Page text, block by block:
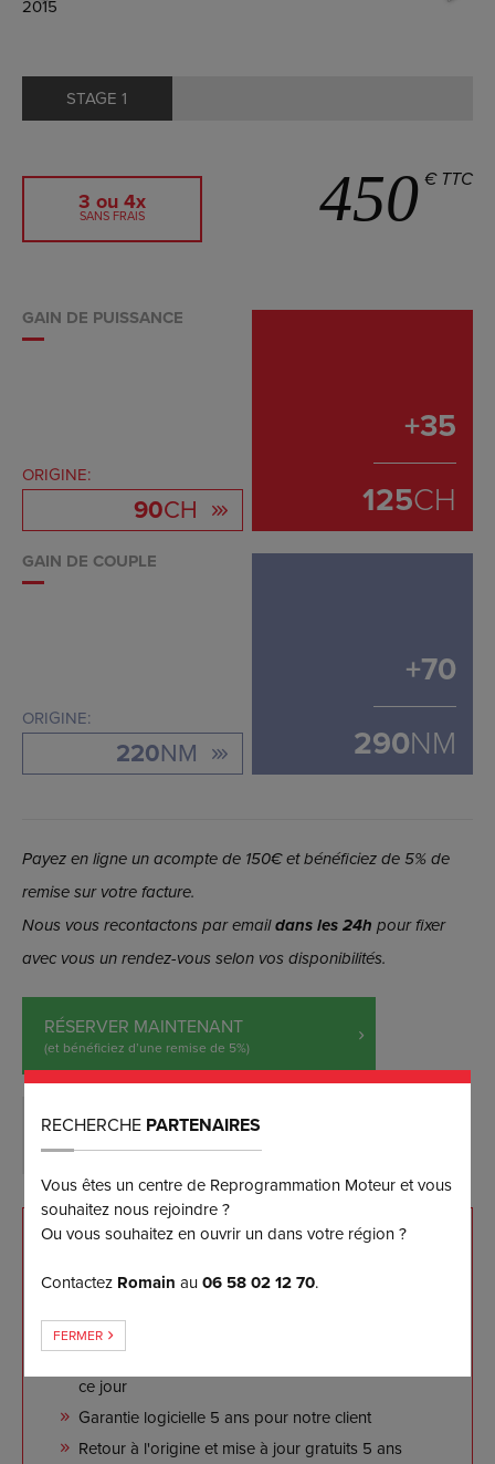
STAGE 1
3 ou 4x
SANS FRAIS 450 € TTC
GAIN DE PUISSANCE
ORIGINE:
90CH
+35
125CH
GAIN DE COUPLE
ORIGINE:
220NM
+70
290NM
Payez en ligne un acompte de 150€ et bénéficiez de 5% de
remise sur votre facture.
Nous vous recontactons par emaildans les 24h pour fixer
avec vous un rendez-vous selon vos disponibilités.
RÉSERVER MAINTENANT
(et bénéficiez d’une remise de 5%)
DEMANDER PLUS D’INFORMATIONS
Reprogrammation sur mesure effectuée sur banc
de puissance
ce jour
Garantie logicielle 5 ans pour notre client
Retour à l'origine et mise à jour gratuits 5 ans
RECHERCHE PARTENAIRES
Vous êtes un centre de Reprogrammation Moteur et vous
souhaitez nous rejoindre ?
Ou vous souhaitez en ouvrir un dans votre région ?
Contactez Romain au06 58 02 12 70.
FERMER